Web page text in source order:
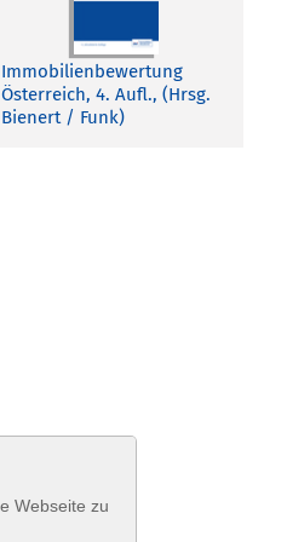
Immobilienbewertung
Österreich, 4. Aufl., (Hrsg.
Bienert / Funk)
Webseite zu